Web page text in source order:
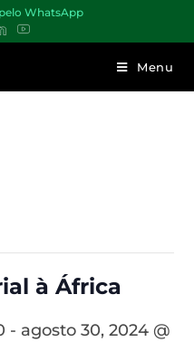
WhatsApp
Menu
à África
- agosto 30, 2024 @